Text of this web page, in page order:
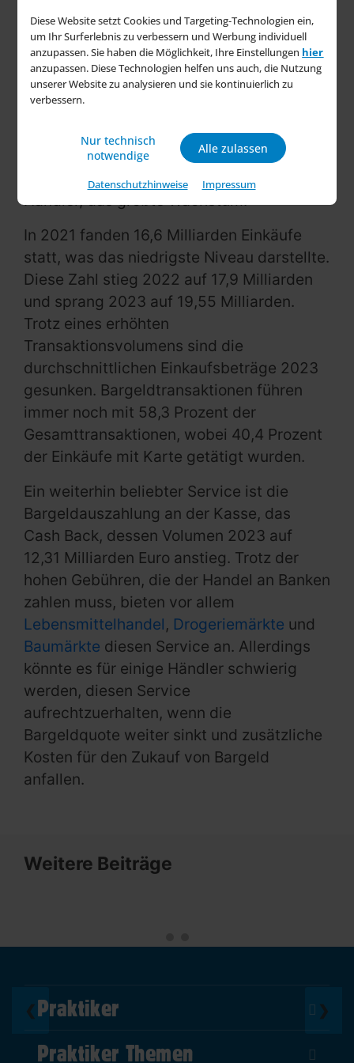
Diese Website setzt Cookies und Targeting-Technologien ein,
um Ihr Surferlebnis zu verbessern und Werbung individuell
anzupassen. Sie haben die Möglichkeit, Ihre Einstellungen hier
anzupassen. Diese Technologien helfen uns auch, die Nutzung
unserer Website zu analysieren und sie kontinuierlich zu
verbessern.
Nur technisch
notwendige
Alle zulassen
Datenschutzhinweise Impressum
Die Girocard ist mit 42,4 Prozent des
Gesamtumsatzes die am häufigsten
genutzte Karte, weit vor den traditionellen
Debitvarianten. Dennoch erleben
insbesondere Visa Debit und Debit
Mastercard, trotz hoher Kosten für die
Händler, das größte Wachstum.
In 2021 fanden 16,6 Milliarden Einkäufe
statt, was das niedrigste Niveau darstellte.
Diese Zahl stieg 2022 auf 17,9 Milliarden
und sprang 2023 auf 19,55 Milliarden.
Trotz eines erhöhten
Transaktionsvolumens sind die
durchschnittlichen Einkaufsbeträge 2023
gesunken. Bargeldtransaktionen führen
immer noch mit 58,3 Prozent der
Gesamttransaktionen, wobei 40,4 Prozent
der Einkäufe mit Karte getätigt wurden.
Ein weiterhin beliebter Service ist die
Bargeldauszahlung an der Kasse, das
Cash Back, dessen Volumen 2023 auf
12,31 Milliarden Euro anstieg. Trotz der
hohen Gebühren, die der Handel an Banken
zahlen muss, bieten vor allem
Lebensmittelhandel, Drogeriemärkte und
Baumärkte diesen Service an. Allerdings
könnte es für einige Händler schwierig
werden, diesen Service
aufrechtzuerhalten, wenn die
Bargeldquote weiter sinkt und zusätzliche
Kosten für den Zukauf von Bargeld
anfallen.
Weitere Beiträge
❮ ❯
Praktiker
Über Uns
Praktiker Themen